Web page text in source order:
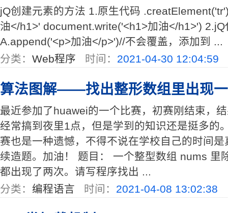
jQ创建元素的方法 1.原生代码
油</h1>' document.write('<h1>加油</h1>')
A.append('<p>加油</p>')//不会覆盖，添加到 ...
分类： Web程序 时间： 2021-04-30 12:04:59
算法图解——找出整形数组里出现
最近参加了huawei的一个比赛，初赛刚结束，
经常搞到夜里1点，但是学到的知识还是挺多的
赛也是一种遗憾，不得不说在学校自己的时间
续造题。加油！ 题目： 一个整型数组 nums 里
都出现了两次。请写程序找出 ...
分类： 编程语言 时间： 2021-04-08 13:02:38